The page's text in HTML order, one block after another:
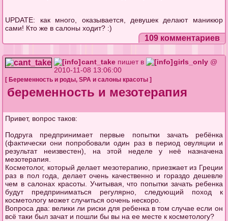
UPDATE: как много, оказывается, девушек делают маникюр
сами! Кто же в салоны ходит? :)
109 комментариев
cant_take пишет в girls_only @
2010-11-08 13:06:00
[ Беременность и роды,SPA и салоны красоты ]
беременность и мезотерапия
Привет, вопрос таков:
Подруга предпринимает первые попытки зачать ребёнка
(фактически они попробовали один раз в период овуляции и
результат неизвестен), на этой неделе у неё назначена
мезотерапия.
Косметолог, который делает мезотерапию, приезжает из Греции
раз в пол года, делает очень качественно и гораздо дешевле
чем в салонах красоты. Учитывая, что попытки зачать ребенка
будут предприниматься регулярно, следующий поход к
косметологу может случиться оочень нескоро.
Вопроса два: велики ли риски для ребенка в том случае если он
всё таки был зачат и пошли бы вы на ее месте к косметологу?